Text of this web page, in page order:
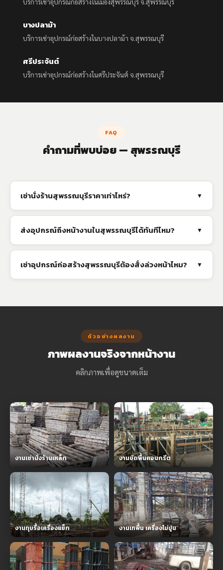
บริการเช่าอุปกรณ์ก่อสร้างในเมืองสุพรรณบุรี จ.สุพรรณบุรี
บางปลาม้า
บริการเช่าอุปกรณ์ก่อสร้างในบางปลาม้า จ.สุพรรณบุรี
ศรีประจันต์
บริการเช่าอุปกรณ์ก่อสร้างในศรีประจันต์ จ.สุพรรณบุรี
FAQ
คำถามที่พบบ่อย — สุพรรณบุรี
เช่านั่งร้านสุพรรณบุรีราคาเท่าไหร่? ▼
ส่งอุปกรณ์ถึงหน้างานในสุพรรณบุรีได้ทันทีไหม? ▼
เช่าอุปกรณ์ก่อสร้างสุพรรณบุรีต้องสั่งล่วงหน้าไหม? ▼
ตัวอย่างผลงาน
ภาพผลงานจริงจากหน้างาน
คลิกภาพเพื่อดูขนาดเต็ม
งานเช่านั่งร้านเหล็ก งานขัดพื้นคอนกรีต
งานทุบรื้อเครื่องแย็ก งานเทพื้น เครื่องโม่ปูน